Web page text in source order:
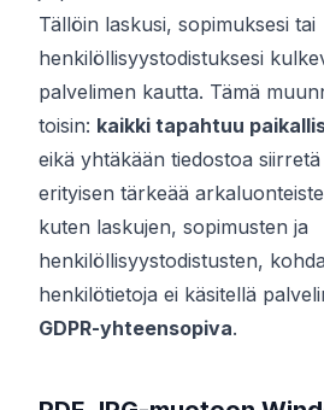
Tällöin laskusi, sopimuksesi tai
henkilöllisyystodistuksesi
palvelimen kautta. Tämä
toisin: kaikki tapahtuu
eikä yhtäkään tiedostoa
erityisen tärkeää
kuten laskujen, sopimusten ja
henkilöllisyystodistusten,
henkilötietoja ei käsitellä
GDPR-yhteensopiva.